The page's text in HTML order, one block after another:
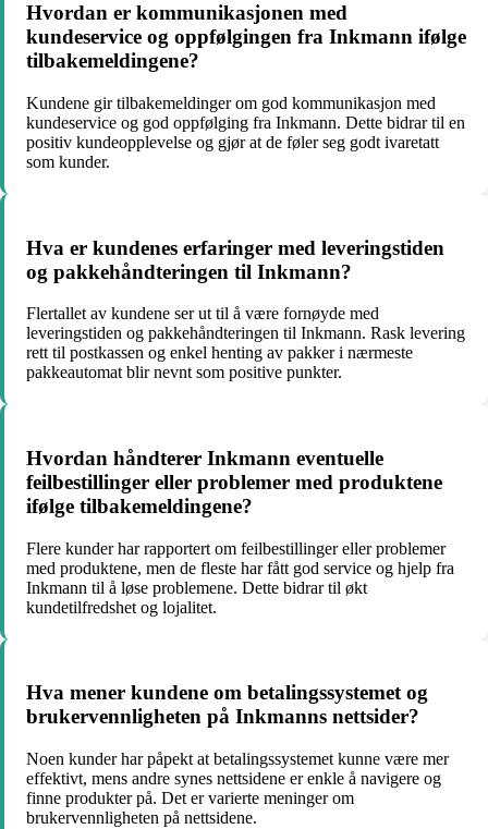
Hvordan er kommunikasjonen med
kundeservice og oppfølgingen fra Inkmann ifølge
tilbakemeldingene?
Kundene gir tilbakemeldinger om god kommunikasjon med
kundeservice og god oppfølging fra Inkmann. Dette bidrar til en
positiv kundeopplevelse og gjør at de føler seg godt ivaretatt
som kunder.
Hva er kundenes erfaringer med leveringstiden
og pakkehåndteringen til Inkmann?
Flertallet av kundene ser ut til å være fornøyde med
leveringstiden og pakkehåndteringen til Inkmann. Rask levering
rett til postkassen og enkel henting av pakker i nærmeste
pakkeautomat blir nevnt som positive punkter.
Hvordan håndterer Inkmann eventuelle
feilbestillinger eller problemer med produktene
ifølge tilbakemeldingene?
Flere kunder har rapportert om feilbestillinger eller problemer
med produktene, men de fleste har fått god service og hjelp fra
Inkmann til å løse problemene. Dette bidrar til økt
kundetilfredshet og lojalitet.
Hva mener kundene om betalingssystemet og
brukervennligheten på Inkmanns nettsider?
Noen kunder har påpekt at betalingssystemet kunne være mer
effektivt, mens andre synes nettsidene er enkle å navigere og
finne produkter på. Det er varierte meninger om
brukervennligheten på nettsidene.